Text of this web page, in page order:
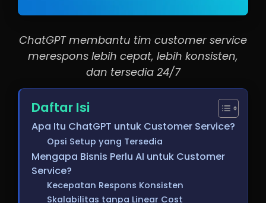
ChatGPT membantu tim customer service
merespons lebih cepat, lebih konsisten,
dan tersedia 24/7
Daftar Isi
Apa Itu ChatGPT untuk Customer Service?
Opsi Setup yang Tersedia
Mengapa Bisnis Perlu AI untuk Customer
Service?
Kecepatan Respons Konsisten
Skalabilitas tanpa Linear Cost